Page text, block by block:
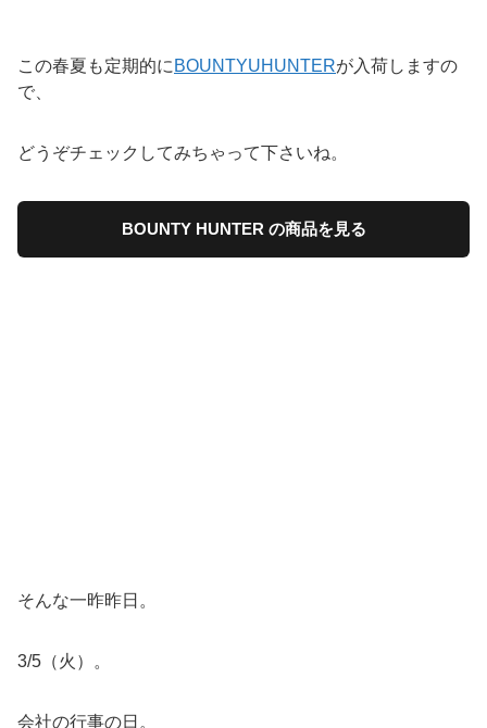
この春夏も定期的に BOUNTYUHUNTERが入荷しますの
で、
どうぞチェックしてみちゃって下さいね。
BOUNTY HUNTER の商品を見る
そんな一昨昨日。
3/5（火）。
会社の行事の日。